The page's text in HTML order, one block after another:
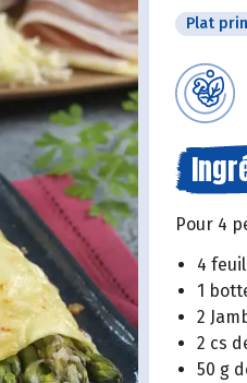
Plat
Pour 4
4
1
2
2 cs
50 g